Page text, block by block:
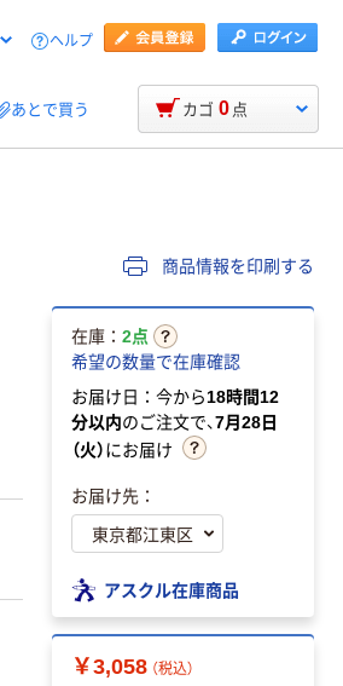
ヘルプ
あとで買う カゴ 0 点
商品情報を印刷する
在庫： 2点
希望の数量で在庫確認
お届け日：今から18時間12
分以内のご注文で、7月28日
（火）にお届け
お届け先：
アスクル在庫商品
￥3,058 （税込）